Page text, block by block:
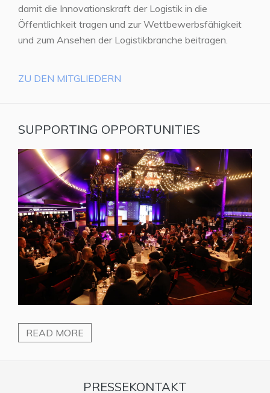
damit die Innovationskraft der Logistik in die
Öffentlichkeit tragen und zur Wettbewerbsfähigkeit
und zum Ansehen der Logistikbranche beitragen.
ZU DEN MITGLIEDERN
SUPPORTING OPPORTUNITIES
READ MORE
PRESSEKONTAKT